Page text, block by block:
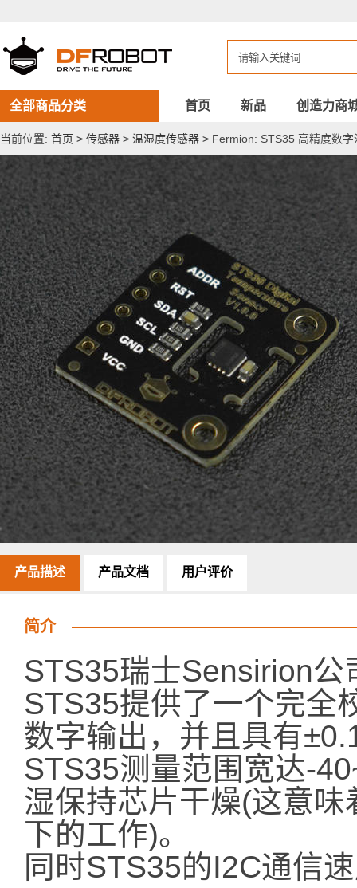
精
度
数
字
温
度
传
感
器
全部商品分类 首页 新品 创造力商
当前位置: 首页 > 传感器 > 温湿度传感器 > Fermion: STS35 高精度数字
产品描述 产品文档 用户评价
简介
STS35瑞士Sensirion
STS35提供了一个完全
数字输出，并且具有
STS35测量范围宽达-
湿保持芯片干燥(这意
下的工作)。
同时STS35的I2C通信